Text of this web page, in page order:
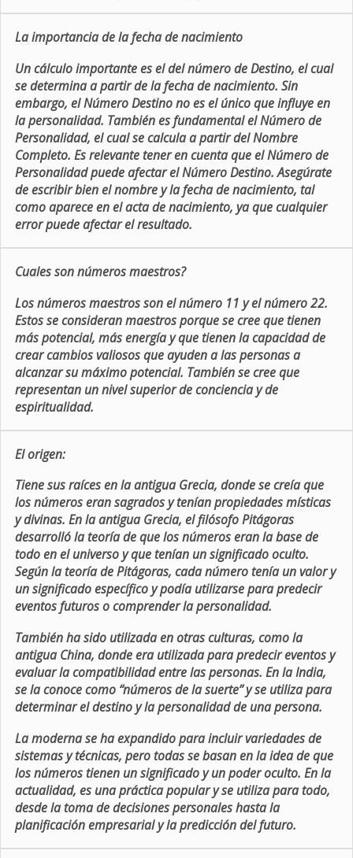
La importancia de la fecha de nacimiento
Un cálculo importante es el del número de Destino, el cual
se determina a partir de la fecha de nacimiento. Sin
embargo, el Número Destino no es el único que influye en
la personalidad. También es fundamental el Número de
Personalidad, el cual se calcula a partir del Nombre
Completo. Es relevante tener en cuenta que el Número de
Personalidad puede afectar el Número Destino. Asegúrate
de escribir bien el nombre y la fecha de nacimiento, tal
como aparece en el acta de nacimiento, ya que cualquier
error puede afectar el resultado.
Cuales son números maestros?
Los números maestros son el número 11 y el número 22.
Estos se consideran maestros porque se cree que tienen
más potencial, más energía y que tienen la capacidad de
crear cambios valiosos que ayuden a las personas a
alcanzar su máximo potencial. También se cree que
representan un nivel superior de conciencia y de
espiritualidad.
El origen:
Tiene sus raíces en la antigua Grecia, donde se creía que
los números eran sagrados y tenían propiedades místicas
y divinas. En la antigua Grecia, el filósofo Pitágoras
desarrolló la teoría de que los números eran la base de
todo en el universo y que tenían un significado oculto.
Según la teoría de Pitágoras, cada número tenía un valor y
un significado específico y podía utilizarse para predecir
eventos futuros o comprender la personalidad.
También ha sido utilizada en otras culturas, como la
antigua China, donde era utilizada para predecir eventos y
evaluar la compatibilidad entre las personas. En la India,
se la conoce como “números de la suerte” y se utiliza para
determinar el destino y la personalidad de una persona.
La moderna se ha expandido para incluir variedades de
sistemas y técnicas, pero todas se basan en la idea de que
los números tienen un significado y un poder oculto. En la
actualidad, es una práctica popular y se utiliza para todo,
desde la toma de decisiones personales hasta la
planificación empresarial y la predicción del futuro.